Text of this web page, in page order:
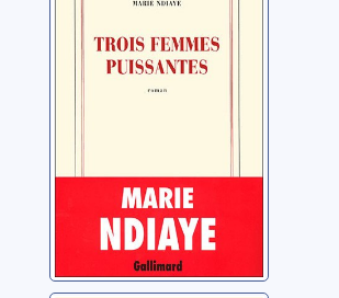
Ndiaye, Marie